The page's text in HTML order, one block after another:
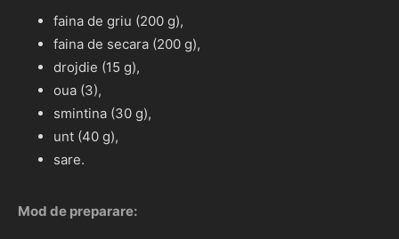
faina de griu (200 g),
faina de secara (200 g),
drojdie (15 g),
oua (3),
smintina (30 g),
unt (40 g),
sare.
Mod de preparare: